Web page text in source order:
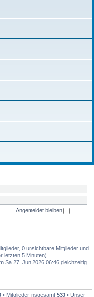
Angemeldet bleiben
0 unsichtbare Mitglieder und
letzten 5 Minuten)
Sa 27. Jun 2026 06:46 gleichzeitig
• Mitglieder insgesamt 530 • Unser